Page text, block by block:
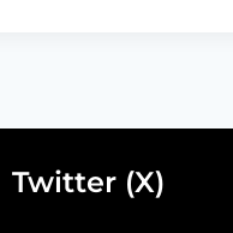
Twitter (X)